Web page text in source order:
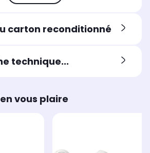
carton reconditionné
technique...
vous plaire